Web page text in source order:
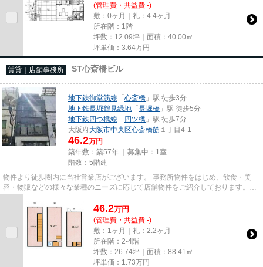
(管理費・共益費 -)
敷：0ヶ月｜礼：4.4ヶ月
所在階：1階
坪数：12.09坪｜面積：40.00㎡
坪単価： 3.64万円
賃貸｜店舗事務所 ST心斎橋ビル
地下鉄御堂筋線 「心斎橋 」駅 徒歩3分
地下鉄長堀鶴見緑地 「長堀橋 」駅 徒歩5分
地下鉄四つ橋線 「四ツ橋 」駅 徒歩7分
大阪府大阪市中央区心斎橋筋 １丁目4-1
46.2万円
築年数：築57年 ｜募集中： 1室
階数：5階建
物件より徒歩圏内に当社営業店がございます。 事務所物件をはじめ、飲食・美
容・物販などの様々な業種のニーズに応じて店舗物件をご紹介しております。
尚、弊社ではおとり広告は一切...
46.2万円
(管理費・共益費 -)
敷：1ヶ月｜礼：2.2ヶ月
所在階：2-4階
坪数：26.74坪｜面積：88.41㎡
坪単価： 1.73万円